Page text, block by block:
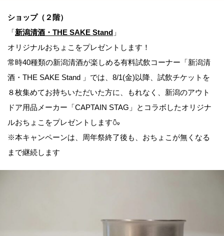
ショップ（２階）
「新潟清酒・THE SAKE Stand 」
オリジナルおちょこをプレゼントします！
常時40種類の新潟清酒が楽しめる有料試飲コーナー「新潟清
酒・THE SAKE Stand 」では、8/1(金)以降、試飲チケットを
８枚集めてお持ちいただいた方に、もれなく、新潟のアウト
ドア用品メーカー「CAPTAIN STAG」とコラボしたオリジナ
ルおちょこをプレゼントします🍶
※本キャンペーンは、周年祭終了後も、おちょこが無くなる
まで継続します